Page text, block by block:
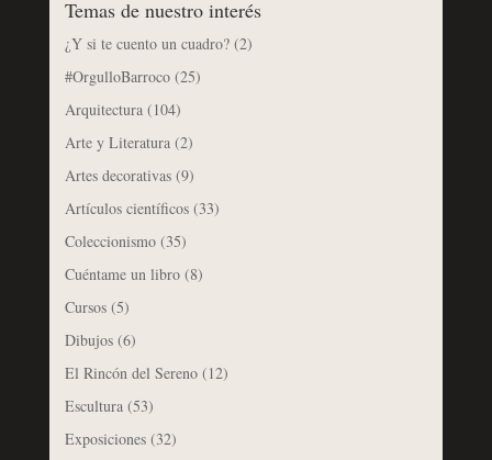
Temas de nuestro interés
¿Y si te cuento un cuadro?(2)
#OrgulloBarroco(25)
Arquitectura(104)
Arte y Literatura(2)
Artes decorativas(9)
Artículos científicos(33)
Coleccionismo(35)
Cuéntame un libro(8)
Cursos(5)
Dibujos(6)
El Rincón del Sereno(12)
Escultura(53)
Exposiciones(32)